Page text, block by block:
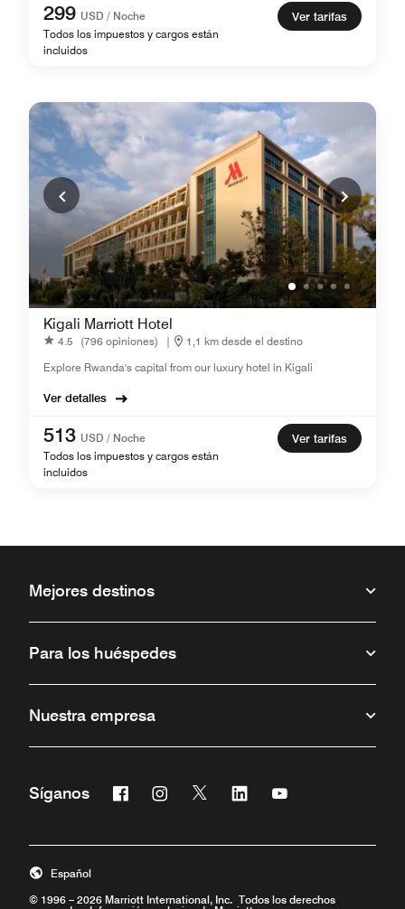
299 USD / Noche
Todos los impuestos y cargos están
incluidos
Ver tarifas
Kigali Marriott Hotel
4.5 (796 opiniones) |
1,1 km desde el destino
Explore Rwanda's capital from our luxury hotel in Kigali
Ver detalles
513 USD / Noche
Todos los impuestos y cargos están
incluidos
Ver tarifas
Mejores destinos
Para los huéspedes
Nuestra empresa
Síganos Facebook
Abre una ventana nueva
Instagram
Abre una ventana nueva
Twitter
Abre una ventana nueva
Linkedin
Abre una ventana nueva
Abre una ventana
© 1996 – 2026 Marriott International, Inc. Todos los derechos
Español